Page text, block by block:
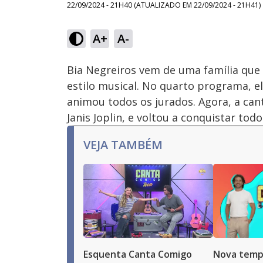
22/09/2024 - 21H40 (ATUALIZADO EM 22/09/2024 - 21H41)
A+ A-
Ativar
Som
13.79%
Bia Negreiros vem de uma família
estilo musical. No quarto programa,
animou todos os jurados. Agora, a
Janis Joplin, e voltou a conquistar
VEJA TAMBÉM
Esquenta Canta Comigo
Nova